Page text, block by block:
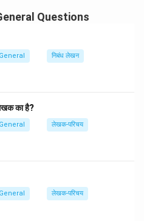
अचल हूँ।"*
in PDF
Questions
निबंध लेखन
का है?
लेखक-परिचय
लेखक-परिचय